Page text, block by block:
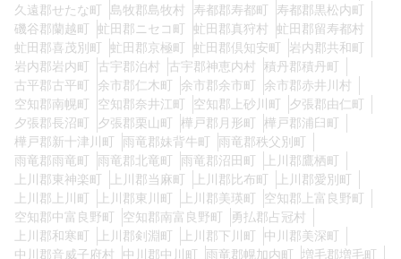
久遠郡せたな町
島牧郡島牧村 寿都郡寿都町
寿都郡黒松内町
磯谷郡蘭越町
虻田郡ニセコ町 虻田郡真狩村
虻田郡留寿都村
虻田郡喜茂別町
虻田郡京極町 虻田郡倶知安町
岩内郡共和町
岩内郡岩内町
古宇郡泊村 古宇郡神恵内村
積丹郡積丹町
古平郡古平町
余市郡仁木町 余市郡余市町
余市郡赤井川村
空知郡南幌町
空知郡奈井江町 空知郡上砂川町
夕張郡由仁町
夕張郡長沼町
夕張郡栗山町 樺戸郡月形町
樺戸郡浦臼町
樺戸郡新十津川町
雨竜郡妹背牛町
雨竜郡秩父別町
雨竜郡雨竜町
雨竜郡北竜町 雨竜郡沼田町
上川郡鷹栖町
上川郡東神楽町
上川郡当麻町 上川郡比布町
上川郡愛別町
上川郡上川町
上川郡東川町 上川郡美瑛町
空知郡上富良野町
空知郡中富良野町
空知郡南富良野町
勇払郡占冠村
上川郡和寒町
上川郡剣淵町 上川郡下川町
中川郡美深町
中川郡音威子府村
中川郡中川町 雨竜郡幌加内町
増毛郡増毛町